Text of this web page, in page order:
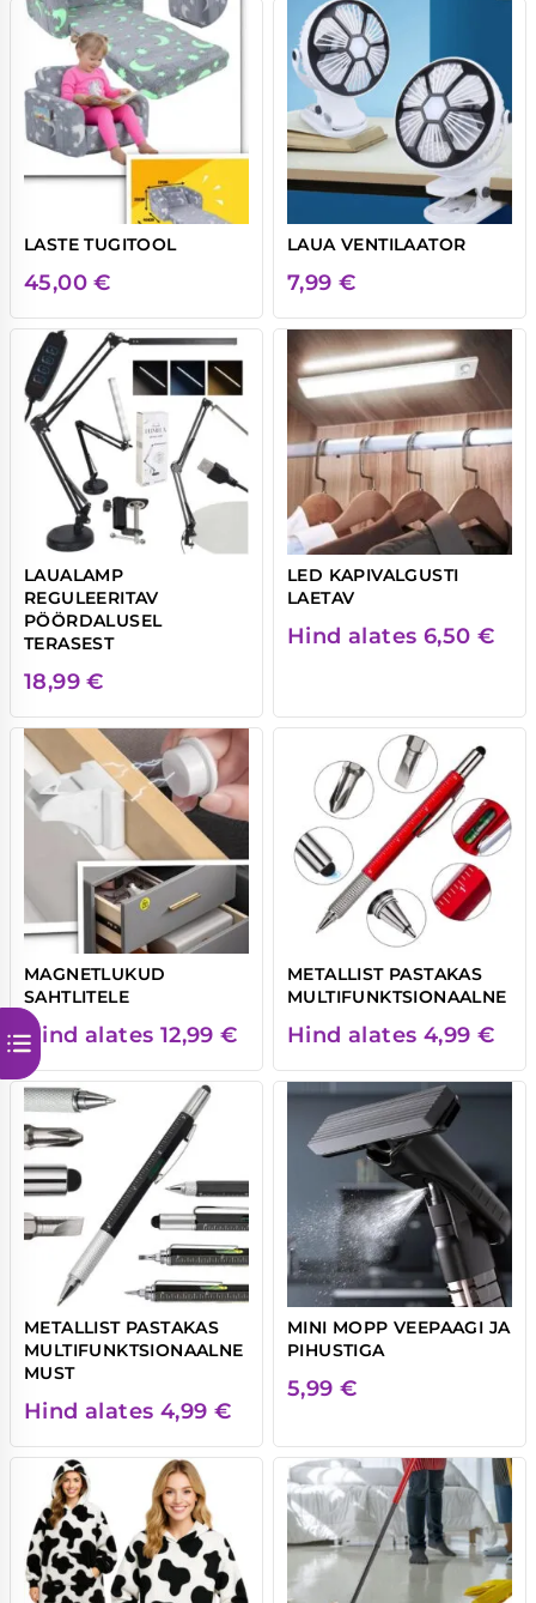
LASTE TUGITOOL
45,00€
LAUA VENTILAATOR
7,99 €
LAUALAMP
REGULEERITAV
PÖÖRDALUSEL
TERASEST
18,99€
LED KAPIVALGUSTI
LAETAV
Hind alates 6,50 €
MAGNETLUKUD
SAHTLITELE
Hind alates 12,99€
METALLIST PASTAKAS
MULTIFUNKTSIONAALNE
Hind alates 4,99 €
METALLIST PASTAKAS
MULTIFUNKTSIONAALNE
MUST
Hind alates 4,99 €
MINI MOPP VEEPAAGI JA
PIHUSTIGA
5,99 €